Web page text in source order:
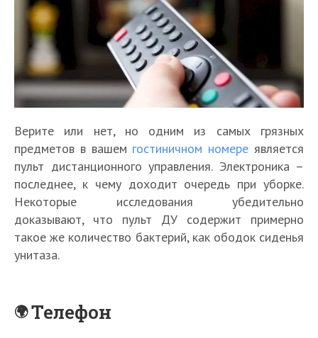
Верите или нет, но одним из самых грязных
предметов в вашем гостиничном номере является
пульт дистанционного управления. Электроника –
последнее, к чему доходит очередь при уборке.
Некоторые исследования убедительно
доказывают, что пульт ДУ содержит примерно
такое же количество бактерий, как ободок сиденья
унитаза.
Телефон